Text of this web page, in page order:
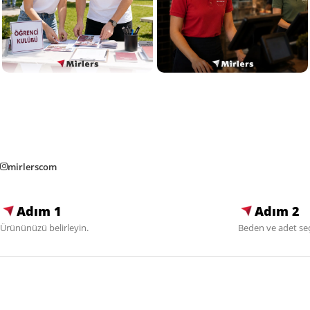
mirlerscom
Adım 1
Ürününüzü belirleyin.
Adım 2
Beden ve adet